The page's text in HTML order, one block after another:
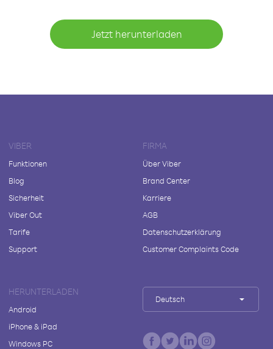
Jetzt herunterladen
VIBER
Funktionen
Blog
Sicherheit
Viber Out
Tarife
Support
FIRMA
Über Viber
Brand Center
Karriere
AGB
Datenschutzerklärung
Customer Complaints Code
HERUNTERLADEN
Android
iPhone & iPad
Windows PC
Deutsch